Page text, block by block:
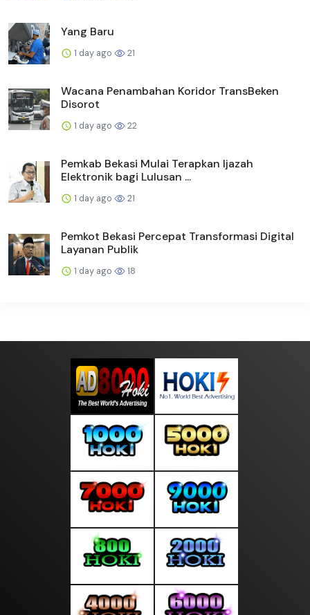
Yang Baru
1 day ago 21
Wacana Penambahan Koridor TransBeken
Disorot
1 day ago 22
Pemkab Bekasi Mulai Terapkan Ijazah
Elektronik bagi Lulusan ...
1 day ago 21
Pemkot Bekasi Percepat Transformasi Digital
Layanan Publik
1 day ago 18